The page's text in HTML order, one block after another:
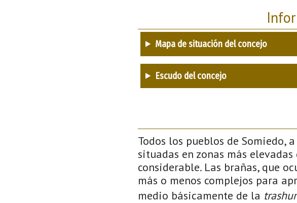
Mapa de situación del concejo
Escudo del concejo
Todos los pueblos de Somiedo,
situadas en zonas más
considerable. Las brañas, que
más o menos complejos para
medio básicamente de la